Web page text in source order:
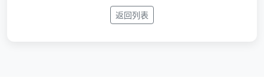
返回列表